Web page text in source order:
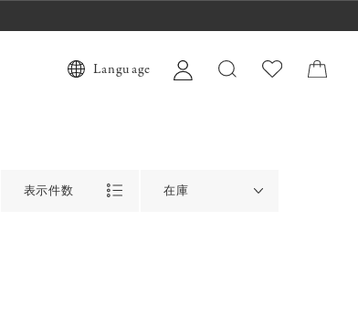
Language
表示件数 在庫